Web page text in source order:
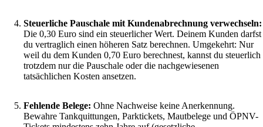
Steuerliche Pauschale mit Kundenabrechnung verwechseln:
Die 0,30 Euro sind ein steuerlicher Wert. Deinem Kunden darfst
du vertraglich einen höheren Satz berechnen. Umgekehrt: Nur
weil du dem Kunden 0,70 Euro berechnest, kannst du steuerlich
trotzdem nur die Pauschale oder die nachgewiesenen
tatsächlichen Kosten ansetzen.
Fehlende Belege: Ohne Nachweise keine Anerkennung.
Bewahre Tankquittungen, Parktickets, Mautbelege und ÖPNV-